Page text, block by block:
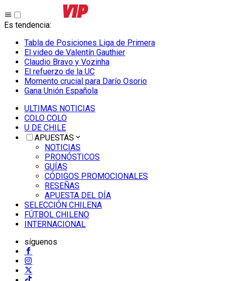
Es tendencia:
Tabla de Posiciones Liga de Primera
El video de Valentín Gauthier
Claudio Bravo y Vozinha
El refuerzo de la UC
Momento crucial para Darío Osorio
Gana Unión Española
ULTIMAS NOTICIAS
COLO COLO
U DE CHILE
APUESTAS
NOTICIAS
PRONÓSTICOS
GUÍAS
CÓDIGOS PROMOCIONALES
RESEÑAS
APUESTA DEL DÍA
SELECCIÓN CHILENA
FÚTBOL CHILENO
INTERNACIONAL
síguenos